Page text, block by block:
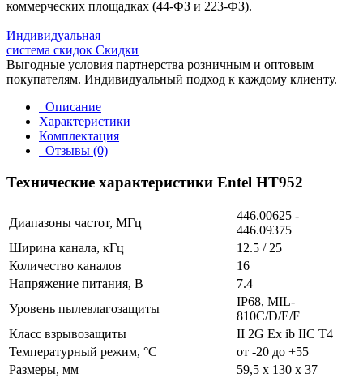
коммерческих площадках (44-ФЗ и 223-ФЗ).
Индивидуальная
система скидок Скидки
Выгодные условия партнерства розничным и оптовым
покупателям. Индивидуальный подход к каждому клиенту.
Описание
Характеристики
Комплектация
Отзывы (0)
Технические характеристики Entel HT952
Диапазоны частот, МГц
446.00625 -
446.09375
Ширина канала, кГц
12.5 / 25
Количество каналов
16
Напряжение питания, В
7.4
Уровень пылевлагозащиты
IP68, MIL-
810C/D/E/F
Класс взрывозащиты
II 2G Ex ib IIC T4
Температурный режим, °C
от -20 до +55
Размеры, мм
59,5 x 130 x 37